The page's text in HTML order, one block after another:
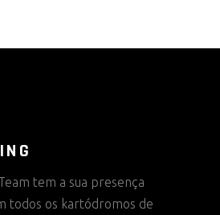
tem a sua presença
todos os kartódromos de